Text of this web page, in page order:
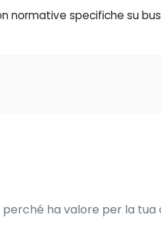
normative specifiche su
ha valore per la tua